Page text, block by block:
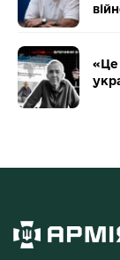
«Це